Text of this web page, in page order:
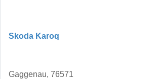
Skoda Karoq
Gaggenau, 76571